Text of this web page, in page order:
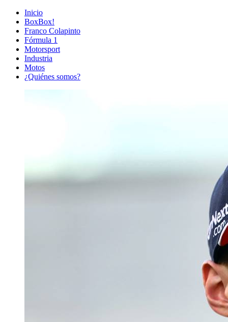
Inicio
BoxBox!
Franco Colapinto
Fórmula 1
Motorsport
Industria
Motos
¿Quiénes somos?